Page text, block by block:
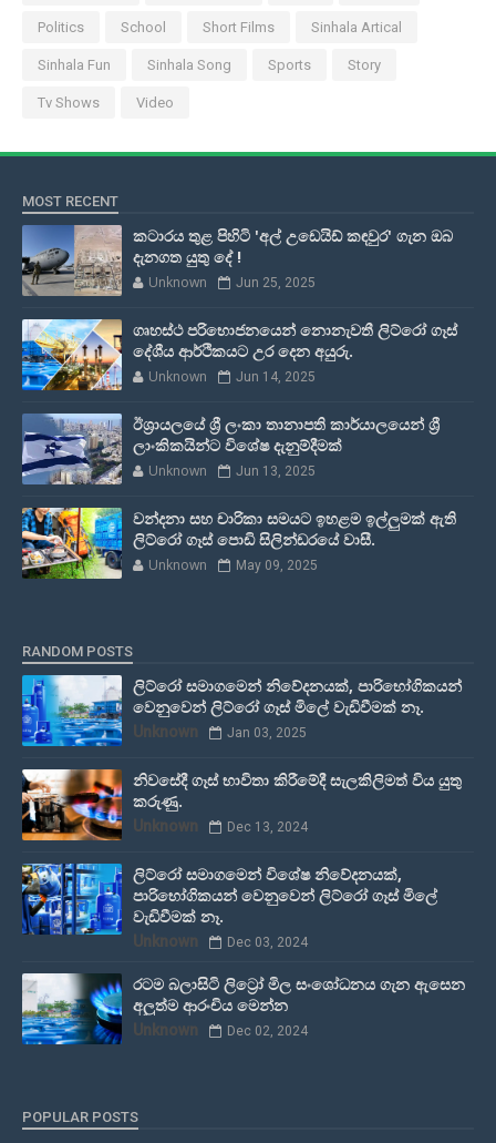
Politics School Short Films Sinhala Artical
Sinhala Fun Sinhala Song Sports Story
Tv Shows Video
MOST RECENT
කටාරය තුළ පිහිටි 'අල් උඩෙයිඩ් කඳවුර' ගැන ඔබ
දැනගත යුතු දේ !
Unknown Jun 25, 2025
ගෘහස්ථ පරිභොජනයෙන් නොනැවතී ලිට්රෝ ගෑස්
දේශීය ආර්ථිකයට උර දෙන අයුරු.
Unknown Jun 14, 2025
ඊශ්‍රායලයේ ශ්‍රී ලංකා තානාපති කාර්යාලයෙන් ශ්‍රී
ලාංකිකයින්ට විශේෂ දැනුම්දීමක්
Unknown Jun 13, 2025
වන්දනා සහ චාරිකා සමයට ඉහළම ඉල්ලුමක් ඇති
ලිට්රෝ ගෑස් පොඩි සිලින්ඩරයේ වාසී.
Unknown May 09, 2025
RANDOM POSTS
ලිට්රෝ සමාගමෙන් නිවේදනයක්, පාරිභෝගිකයන්
වෙනුවෙන් ලිට්රෝ ගෑස් මිලේ වැඩිවීමක් නෑ.
Unknown Jan 03, 2025
නිවසේදී ගෑස් භාවිතා කිරීමේදී සැලකිලිමත් විය යුතු
කරුණු.
Unknown Dec 13, 2024
ලිට්රෝ සමාගමෙන් විශේෂ නිවේදනයක්,
පාරිභෝගිකයන් වෙනුවෙන් ලිට්රෝ ගෑස් මිලේ
වැඩිවීමක් නෑ.
Unknown Dec 03, 2024
රටම බලාසිටි ලිට්‍රෝ මිල සංශෝධනය ගැන ඇසෙන
අලුත්ම ආරංචිය මෙන්න
Unknown Dec 02, 2024
POPULAR POSTS